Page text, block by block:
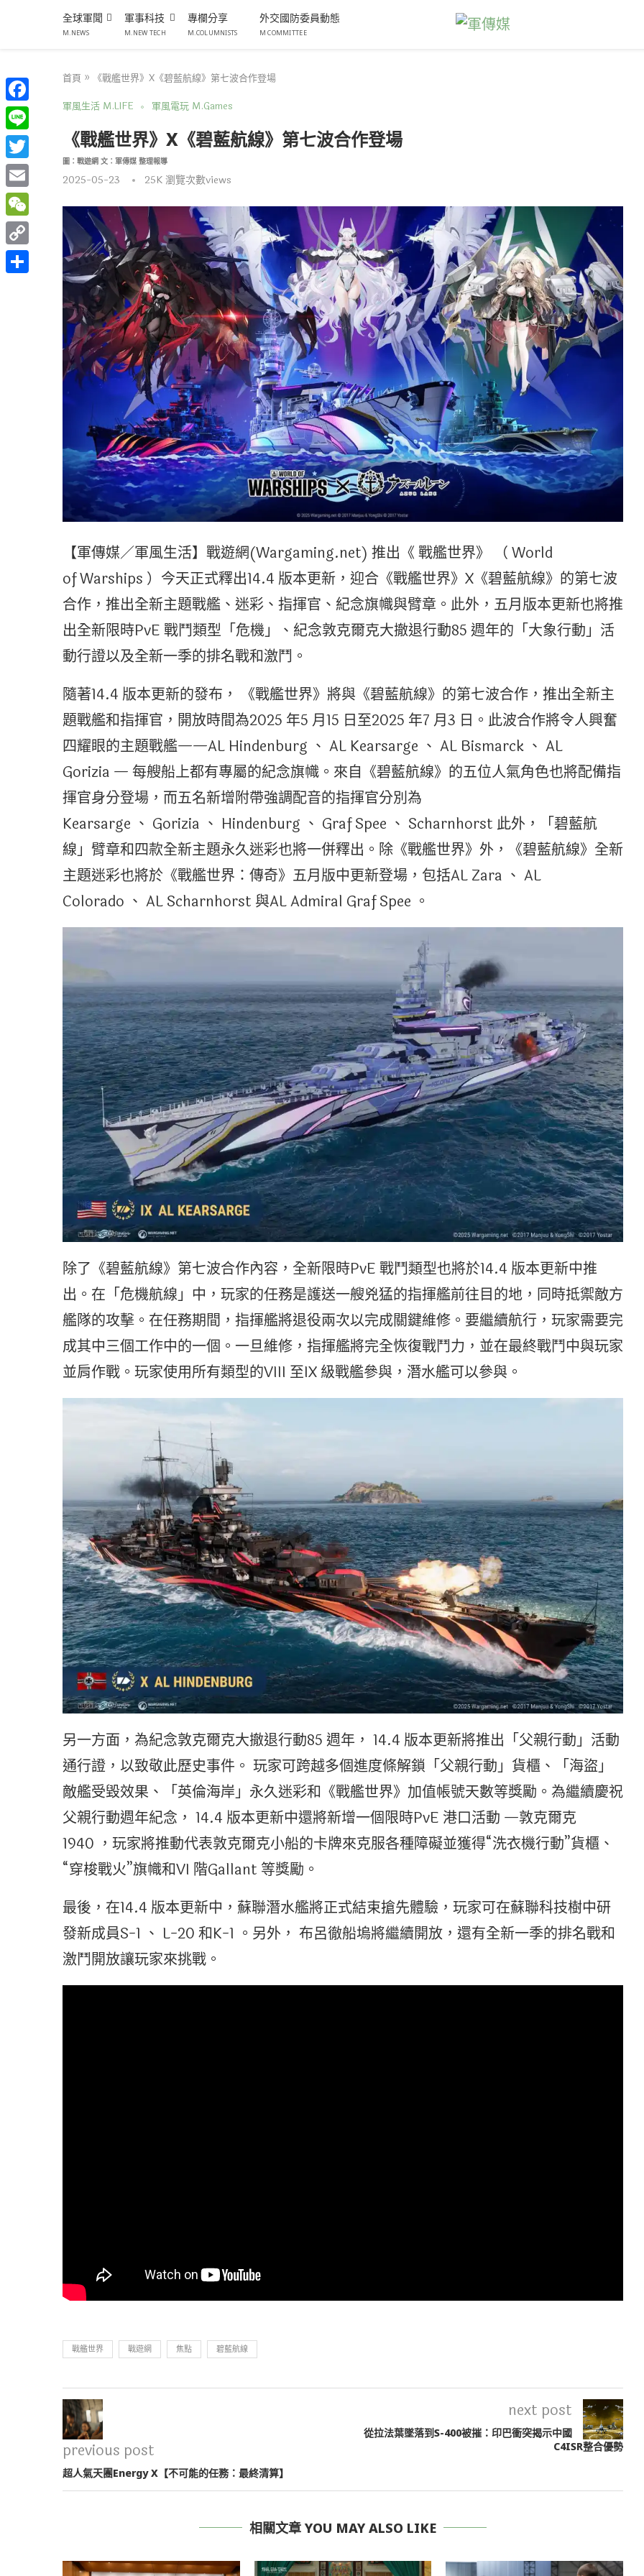
全球軍聞
M.NEWS
軍事科技
M.NEW TECH
專欄分享
M.COLUMNISTS
外交國防委員動態
M COMMITTEE
首頁 » 《戰艦世界》X《碧藍航線》第七波合作登場
軍風生活 M.LIFE
軍風電玩 M.Games
《戰艦世界》X《碧藍航線》第七波合作登場
圖：戰遊網 文：軍傳媒 整理報導
2025-05-23 25K瀏覽次數views
【軍傳媒／軍風生活】戰遊網(Wargaming.net) 推出《 戰艦世界》 （ World
of Warships ）今天正式釋出14.4 版本更新，迎合《戰艦世界》X《碧藍航線》的第七波
合作，推出全新主題戰艦、迷彩、指揮官、紀念旗幟與臂章。此外，五月版本更新也將推
出全新限時PvE 戰鬥類型「危機」、紀念敦克爾克大撤退行動85 週年的「大象行動」活
動行證以及全新一季的排名戰和激鬥。
隨著14.4 版本更新的發布， 《戰艦世界》將與《碧藍航線》的第七波合作，推出全新主
題戰艦和指揮官，開放時間為2025 年5 月15 日至2025 年7 月3 日。此波合作將令人興奮
四耀眼的主題戰艦——AL Hindenburg 、 AL Kearsarge 、 AL Bismarck 、 AL
Gorizia — 每艘船上都有專屬的紀念旗幟。來自《碧藍航線》的五位人氣角色也將配備指
揮官身分登場，而五名新增附帶強調配音的指揮官分別為
Kearsarge 、 Gorizia 、 Hindenburg 、 Graf Spee 、 Scharnhorst 此外，「碧藍航
線」臂章和四款全新主題永久迷彩也將一併釋出。除《戰艦世界》外，《碧藍航線》全新
主題迷彩也將於《戰艦世界：傳奇》五月版中更新登場，包括AL Zara 、 AL
Colorado 、 AL Scharnhorst 與AL Admiral Graf Spee 。
除了《碧藍航線》第七波合作內容，全新限時PvE 戰鬥類型也將於14.4 版本更新中推
出。在「危機航線」中，玩家的任務是護送一艘兇猛的指揮艦前往目的地，同時抵禦敵方
艦隊的攻擊。在任務期間，指揮艦將退役兩次以完成關鍵維修。要繼續航行，玩家需要完
成其中三個工作中的一個。一旦維修，指揮艦將完全恢復戰鬥力，並在最終戰鬥中與玩家
並肩作戰。玩家使用所有類型的VIII 至IX 級戰艦參與，潛水艦可以參與。
另一方面，為紀念敦克爾克大撤退行動85 週年， 14.4 版本更新將推出「父親行動」活動
通行證，以致敬此歷史事件。 玩家可跨越多個進度條解鎖「父親行動」貨櫃、「海盜」
敵艦受毀效果、「英倫海岸」永久迷彩和《戰艦世界》加值帳號天數等獎勵。為繼續慶祝
父親行動週年紀念， 14.4 版本更新中還將新增一個限時PvE 港口活動 —敦克爾克
1940 ，玩家將推動代表敦克爾克小船的卡牌來克服各種障礙並獲得“洗衣機行動”貨櫃、
“穿梭戰火”旗幟和VI 階Gallant 等獎勵。
最後，在14.4 版本更新中，蘇聯潛水艦將正式結束搶先體驗，玩家可在蘇聯科技樹中研
發新成員S-1 、 L-20 和K-1 。另外， 布呂徹船塢將繼續開放，還有全新一季的排名戰和
激鬥開放讓玩家來挑戰。
戰艦世界 戰遊網 焦點 碧藍航線
previous post
超人氣天團Energy X【不可能的任務：最終清算】
next post
從拉法葉墜落到S-400被摧：印巴衝突揭示中國
C4ISR整合優勢
相關文章 YOU MAY ALSO LIKE
Facebook
Line
Twitter
Email
WeChat
Copy
Link